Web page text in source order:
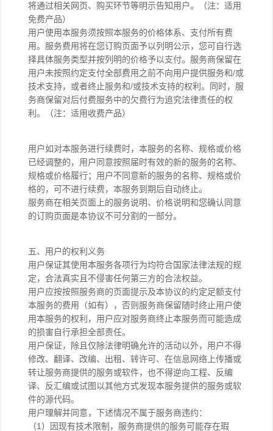
将通过相关网页、购买环节等明示告知用户。（注：适用
免费产品）
用户使用本服务须按照本服务的价格体系、支付所有费
用。服务费用将在您订购页面予以列明公示，您可自行选
择具体服务类型并按列明的价格予以支付。服务商保留在
用户未按照约定支付全部费用之前不向用户提供服务和/或
技术支持，或者终止服务和/或技术支持的权利。同时，服
务商保留对后付费服务中的欠费行为追究法律责任的权
利。（注：适用收费产品）
用户如对本服务进行续费时，本服务的名称、规格或价格
已经调整的，用户同意按照届时有效的新的服务的名称、
规格或价格履行；用户不同意新的服务的名称、规格或价
格的，可不进行续费，本服务到期后自动终止。
服务商在相关页面上的服务说明、价格说明和您确认同意
的订购页面是本协议不可分割的一部分。
五、用户的权利义务
用户保证其使用本服务各项行为均符合国家法律法规的规
定，合法真实且不侵害任何第三方的合法权益。
用户应按按照服务商的页面提示及本协议的约定足额支付
本服务的费用（如有），否则服务商保留随时终止用户使
用本服务的权利，用户应对服务商终止本服务而可能造成
的损害自行承担全部责任。
用户保证，除且仅除法律明确允许的活动以外，用户不得
修改、翻译、改编、出租、转许可、在信息网络上传播或
转让服务商提供的服务或软件，也不得逆向工程、反编
译、反汇编或试图以其他方式发现本服务提供的服务或软
件的源代码。
用户理解并同意，下述情况不属于服务商违约：
（1）因现有技术限制，服务商提供的服务可能存在瑕